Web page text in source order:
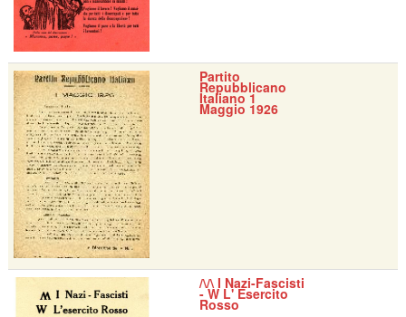
Partito
Repubblicano
Italiano 1
Maggio 1926
/\/\ I Nazi-Fascisti
- W L' Esercito
Rosso